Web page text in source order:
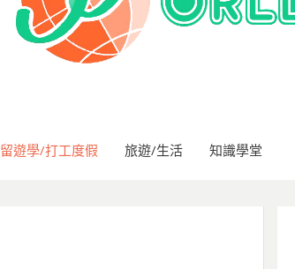
留遊學/打工度假 旅遊/生活 知識學堂